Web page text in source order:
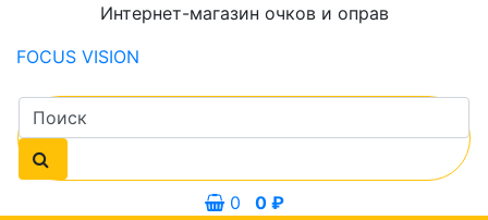
Интернет-магазин очков и оправ
FOCUS VISION
0 0 ₽